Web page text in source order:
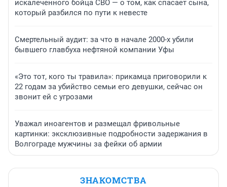
искалеченного бойца СВО — о том, как спасает сына,
который разбился по пути к невесте
Смертельный аудит: за что в начале 2000-х убили
бывшего главбуха нефтяной компании Уфы
«Это тот, кого ты травила»: прикамца приговорили к
22 годам за убийство семьи его девушки, сейчас он
звонит ей с угрозами
Уважал иноагентов и размещал фривольные
картинки: эксклюзивные подробности задержания в
Волгограде мужчины за фейки об армии
ЗНАКОМСТВА